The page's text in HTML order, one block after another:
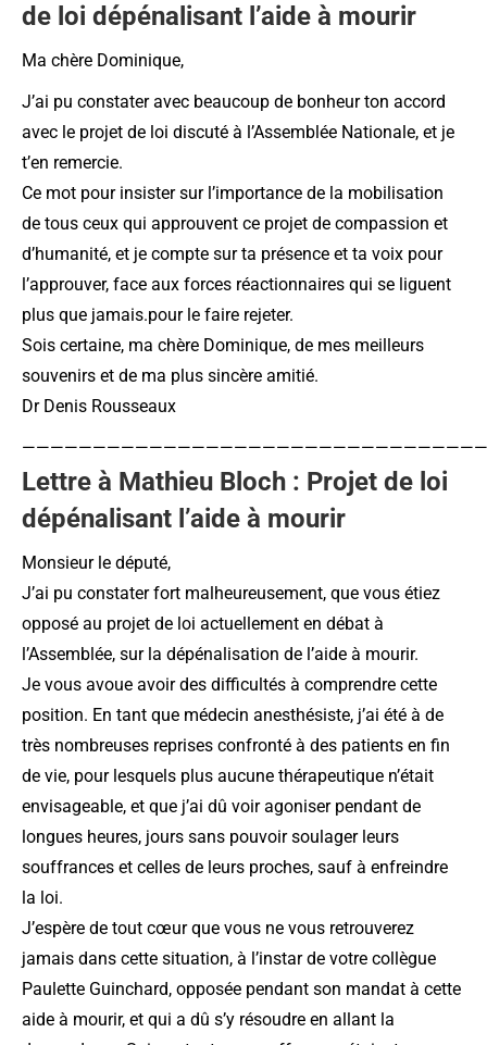
de loi dépénalisant l’aide à mourir
Ma chère Dominique,
J’ai pu constater avec beaucoup de bonheur ton accord
avec le projet de loi discuté à l’Assemblée Nationale, et je
t’en remercie.
Ce mot pour insister sur l’importance de la mobilisation
de tous ceux qui approuvent ce projet de compassion et
d’humanité, et je compte sur ta présence et ta voix pour
l’approuver, face aux forces réactionnaires qui se liguent
plus que jamais.pour le faire rejeter.
Sois certaine, ma chère Dominique, de mes meilleurs
souvenirs et de ma plus sincère amitié.
Dr Denis Rousseaux
Lettre à Mathieu Bloch : Projet de loi
dépénalisant l’aide à mourir
Monsieur le député,
J’ai pu constater fort malheureusement, que vous étiez
opposé au projet de loi actuellement en débat à
l’Assemblée, sur la dépénalisation de l’aide à mourir.
Je vous avoue avoir des difficultés à comprendre cette
position. En tant que médecin anesthésiste, j’ai été à de
très nombreuses reprises confronté à des patients en fin
de vie, pour lesquels plus aucune thérapeutique n’était
envisageable, et que j’ai dû voir agoniser pendant de
longues heures, jours sans pouvoir soulager leurs
souffrances et celles de leurs proches, sauf à enfreindre
la loi.
J’espère de tout cœur que vous ne vous retrouverez
jamais dans cette situation, à l’instar de votre collègue
Paulette Guinchard, opposée pendant son mandat à cette
aide à mourir, et qui a dû s’y résoudre en allant la